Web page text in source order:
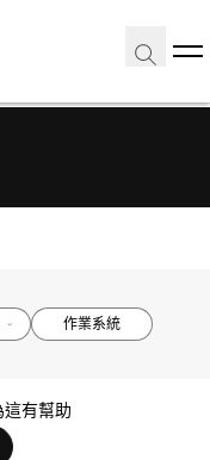
作業系統
有幫助